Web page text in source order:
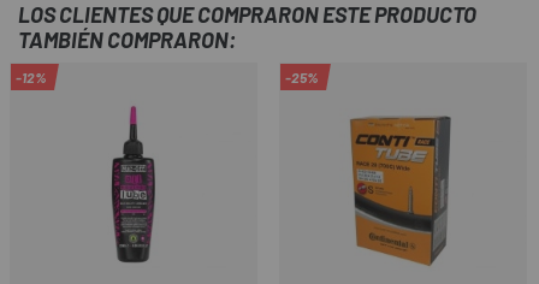
LOS CLIENTES QUE COMPRARON ESTE PRODUCTO
TAMBIÉN COMPRARON:
-12% -25%